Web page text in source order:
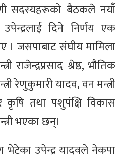
सदस्यहरूको बैठकले नयाँ
दिने निर्णय एक
।​ जसपाबाट संघीय मामिला
राजेन्द्रप्रसाद श्रेष्ठ, भौतिक
रेणुकुमारी यादव, वन मन्त्री
कृषि तथा पशुपंक्षि विकास
भएका छन्।
भेटेका उपेन्द्र यादवले नेकपा